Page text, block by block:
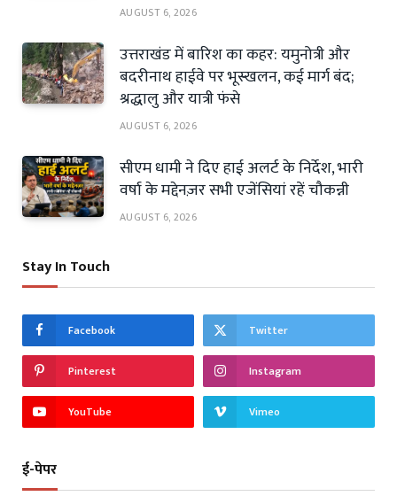
AUGUST 6, 2026
उत्तराखंड में बारिश का कहर: यमुनोत्री और
बदरीनाथ हाईवे पर भूस्खलन, कई मार्ग बंद;
श्रद्धालु और यात्री फंसे
AUGUST 6, 2026
सीएम धामी ने दिए हाई अलर्ट के निर्देश, भारी
वर्षा के मद्देनज़र सभी एजेंसियां रहें चौकन्नी
AUGUST 6, 2026
Stay In Touch
Facebook Twitter
Pinterest Instagram
YouTube Vimeo
ई-पेपर